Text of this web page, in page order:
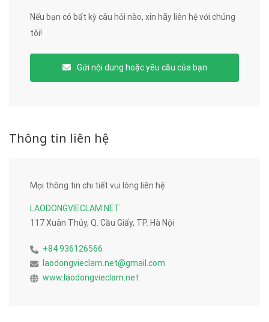
Nếu bạn có bất kỳ câu hỏi nào, xin hãy liên hệ với chúng
tôi!
Gửi nội dung hoặc yêu cầu của bạn
Thông tin liên hệ
Mọi thông tin chi tiết vui lòng liên hệ
LAODONGVIECLAM.NET
117 Xuân Thủy, Q. Cầu Giấy, TP. Hà Nội
+84 936126566
laodongvieclam.net@gmail.com
www.laodongvieclam.net